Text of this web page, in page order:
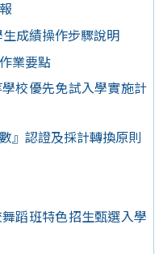
生成績操作步驟說明
業要點
校優先免試入學實施計
』認證及採計轉換原則
蹈班特色招生甄選入學